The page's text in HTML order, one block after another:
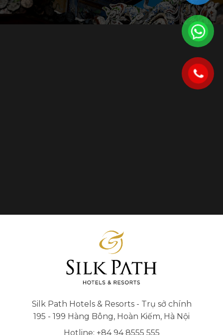
Silk Path Hotels & Resorts - Trụ sở chính
195 - 199 Hàng Bông, Hoàn Kiếm, Hà Nội
Hotline: +84 94 8555 555